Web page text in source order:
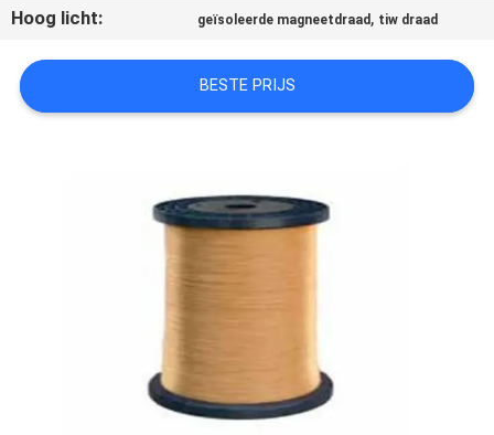
OM EEN
CITAAT
Hoog licht: geïsoleerde magneetdraad , tiw draad
BESTE PRIJS